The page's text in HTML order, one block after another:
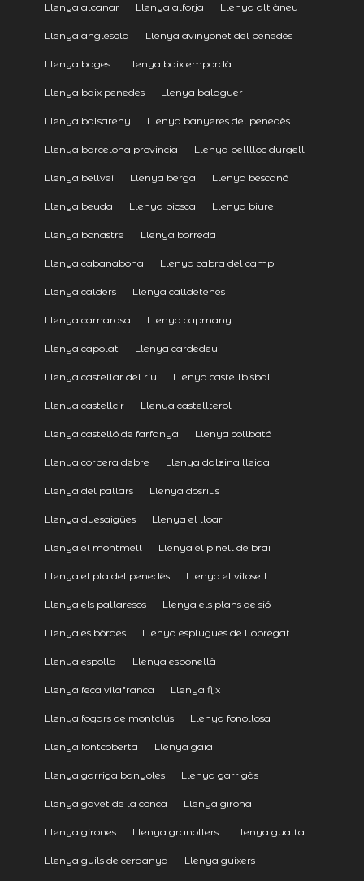
Llenya alcanar Llenya alforja Llenya alt àneu
Llenya anglesola Llenya avinyonet del penedès
Llenya bages Llenya baix empordà
Llenya baix penedes Llenya balaguer
Llenya balsareny Llenya banyeres del penedès
Llenya barcelona provincia Llenya belllloc durgell
Llenya bellvei Llenya berga Llenya bescanó
Llenya beuda Llenya biosca Llenya biure
Llenya bonastre Llenya borredà
Llenya cabanabona Llenya cabra del camp
Llenya calders Llenya calldetenes
Llenya camarasa Llenya capmany
Llenya capolat Llenya cardedeu
Llenya castellar del riu Llenya castellbisbal
Llenya castellcir Llenya castellterol
Llenya castelló de farfanya Llenya collbató
Llenya corbera debre Llenya dalzina lleida
Llenya del pallars Llenya dosrius
Llenya duesaigües Llenya el lloar
Llenya el montmell Llenya el pinell de brai
Llenya el pla del penedès Llenya el vilosell
Llenya els pallaresos Llenya els plans de sió
Llenya es bòrdes Llenya esplugues de llobregat
Llenya espolla Llenya esponellà
Llenya feca vilafranca Llenya flix
Llenya fogars de montclús Llenya fonollosa
Llenya fontcoberta Llenya gaia
Llenya garriga banyoles Llenya garrigàs
Llenya gavet de la conca Llenya girona
Llenya girones Llenya granollers Llenya gualta
Llenya guils de cerdanya Llenya guixers